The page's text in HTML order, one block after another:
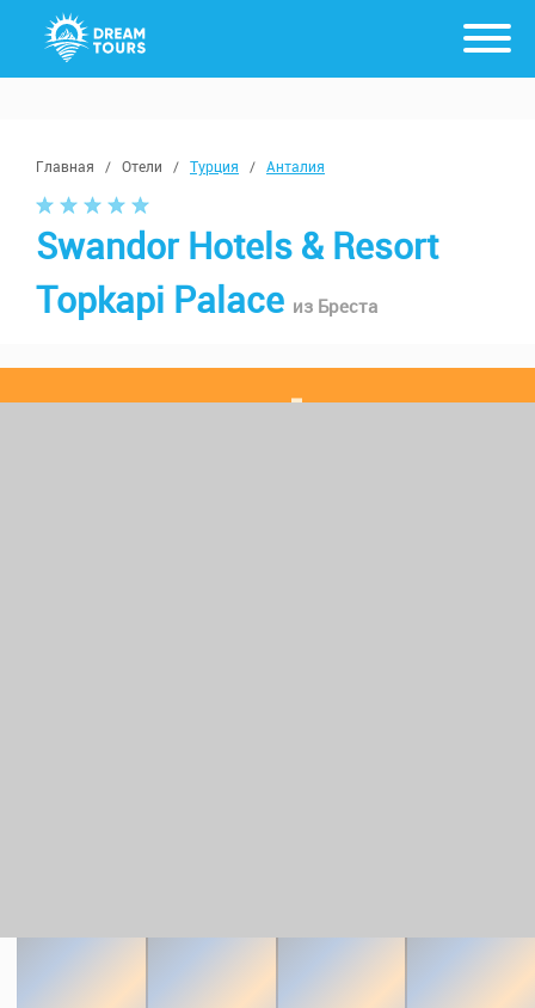
Главная / Отели / Турция / Анталия
Swandor Hotels & Resort
Topkapi Palace из Бреста